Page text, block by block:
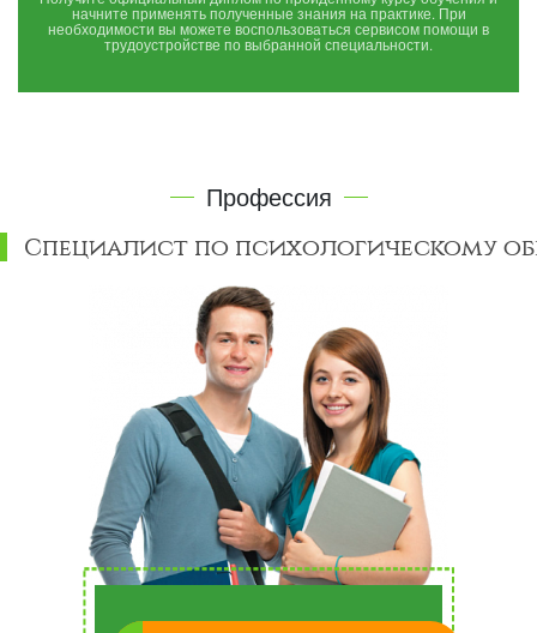
начните применять полученные знания на практике. При
необходимости вы можете воспользоваться сервисом помощи в
трудоустройстве по выбранной специальности.
Профессия
Специалист по психологическому